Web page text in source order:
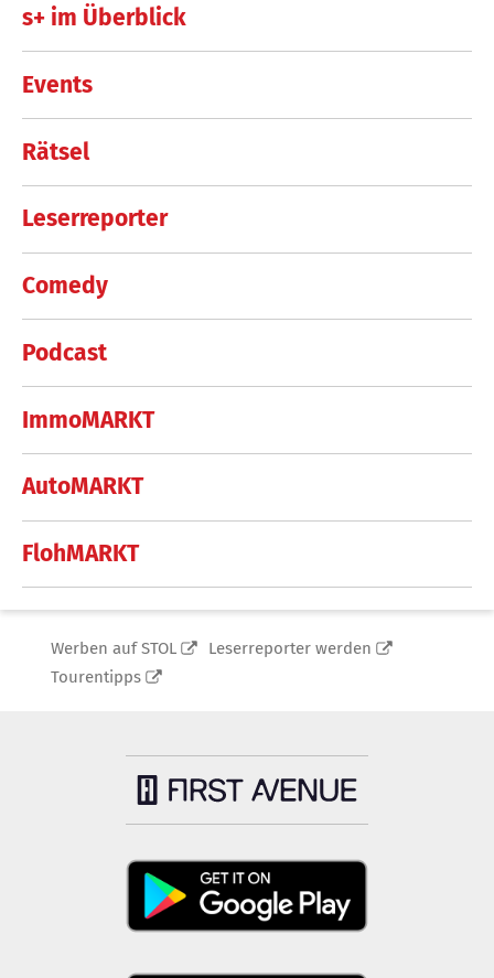
s+ im Überblick
Events
Rätsel
Leserreporter
Comedy
Podcast
ImmoMARKT
AutoMARKT
FlohMARKT
Werben auf STOL
Leserreporter werden
Tourentipps